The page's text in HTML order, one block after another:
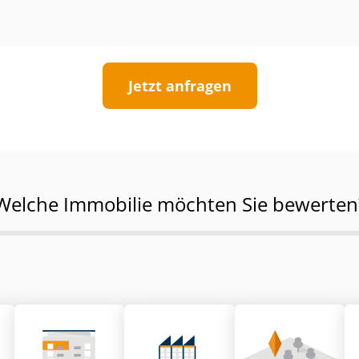
Jetzt anfragen
Immobilie möchten Sie